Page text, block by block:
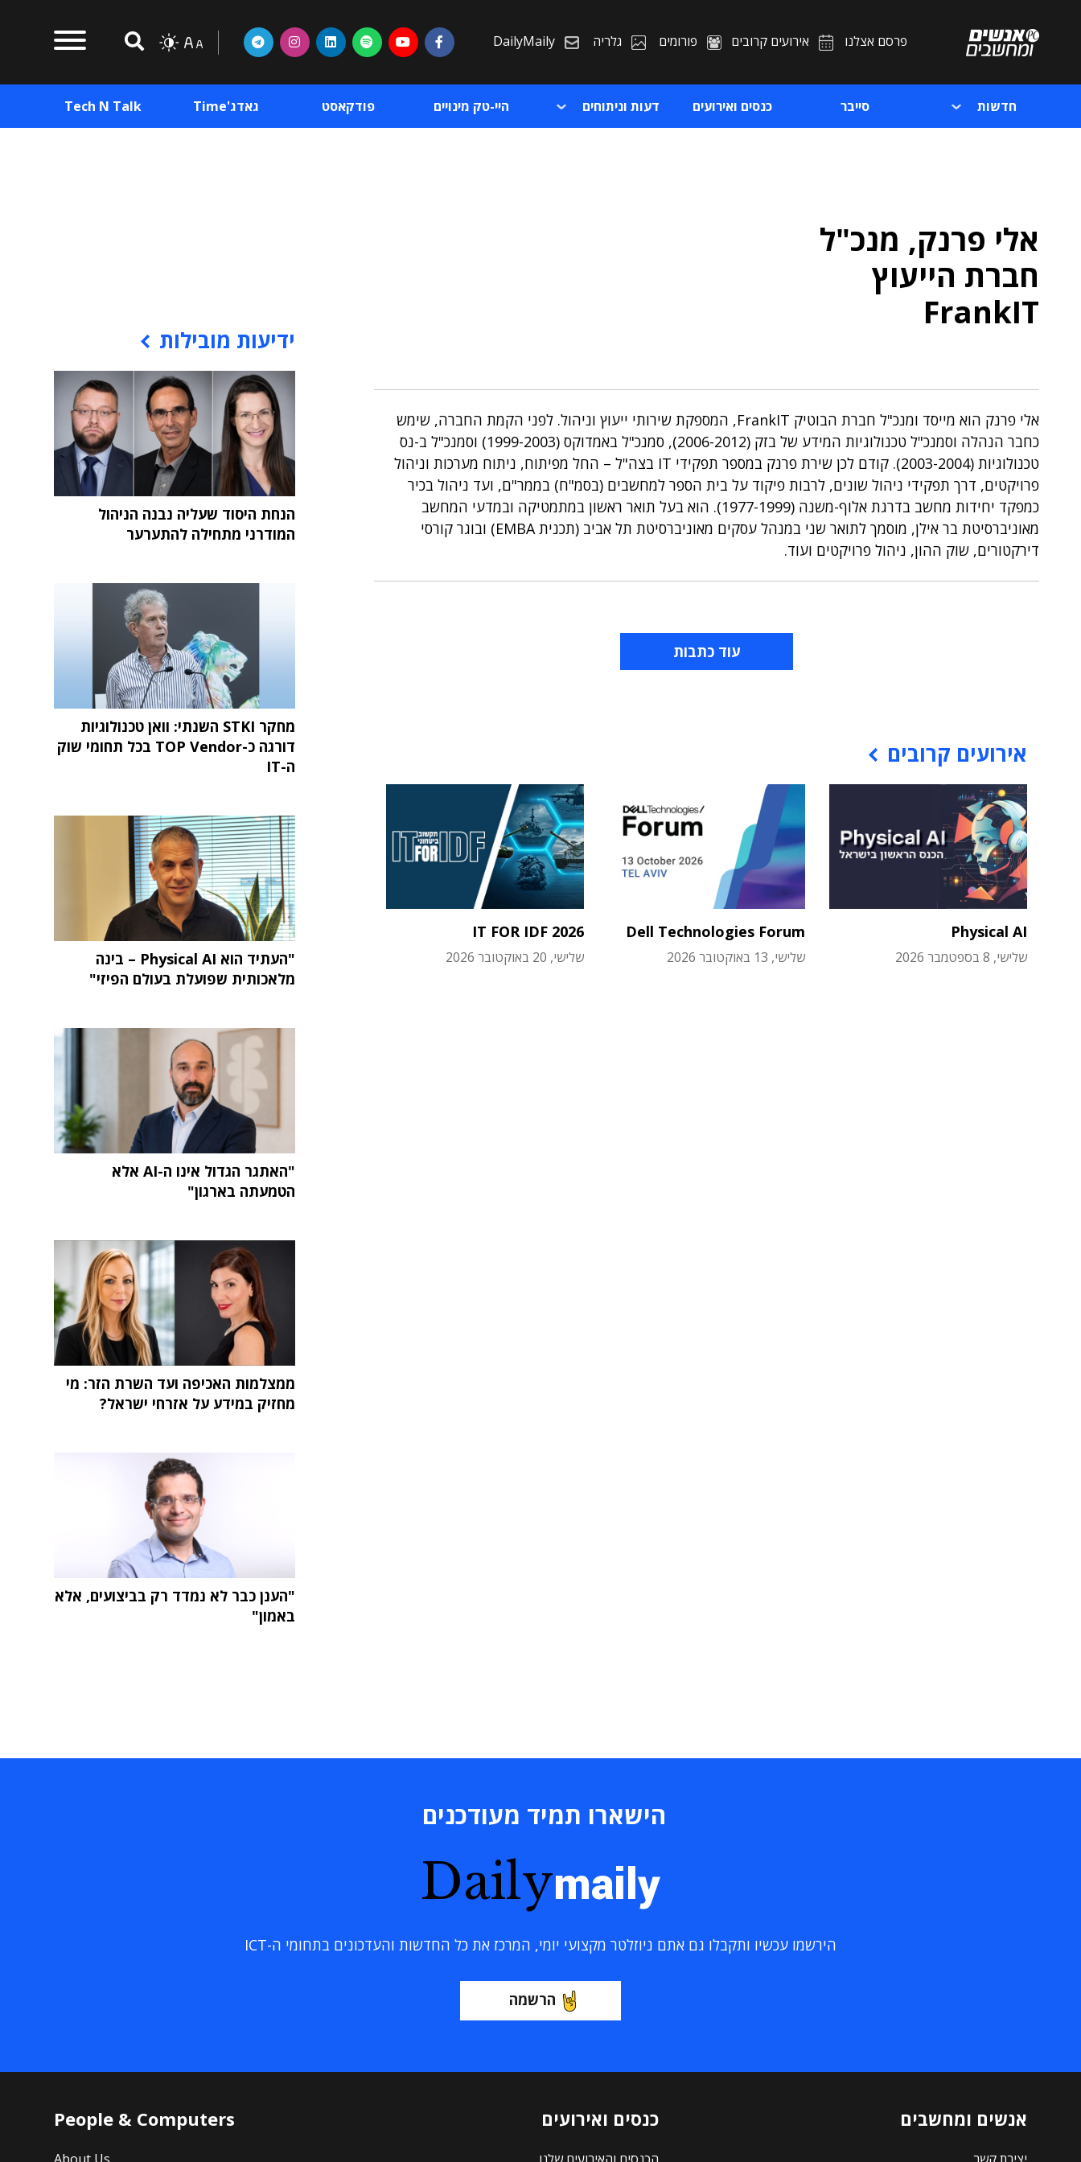
פרסם אצלנו אירועים קרובים פורומים גלריה DailyMaily
חדשות סייבר כנסים ואירועים דעות וניתוחים היי-טק מינויים פודקאסט גאדג'Time Tech N Talk
אלי פרנק, מנכ"ל
חברת הייעוץ
FrankIT
אלי פרנק הוא מייסד ומנכ"ל חברת הבוטיק FrankIT, המספקת שירותי ייעוץ וניהול. לפני הקמת החברה, שימש
כחבר הנהלה וסמנכ"ל טכנולוגיות המידע של בזק (2006-2012), סמנכ"ל באמדוקס (1999-2003) וסמנכ"ל ב-נס
טכנולוגיות (2003-2004). קודם לכן שירת פרנק במספר תפקידי IT‏ בצה"ל – החל מפיתוח, ניתוח מערכות וניהול
פרויקטים, דרך תפקידי ניהול שונים, לרבות פיקוד על בית הספר למחשבים (בסמ"ח) בממר"ם, ועד ניהול בכיר
כמפקד יחידות מחשב בדרגת אלוף-משנה (1977-1999). הוא בעל תואר ראשון במתמטיקה ובמדעי המחשב
מאוניברסיטת בר אילן, מוסמך לתואר שני במנהל עסקים מאוניברסיטת תל אביב (תכנית EMBA‏) ובוגר קורסי
דירקטורים, שוק ההון, ניהול פרויקטים ועוד.
עוד כתבות
אירועים קרובים
Physical AI
שלישי, 8 בספטמבר 2026
Dell Technologies Forum
שלישי, 13 באוקטובר 2026
IT FOR IDF 2026
שלישי, 20 באוקטובר 2026
ידיעות מובילות
הנחת היסוד שעליה נבנה הניהול
המודרני מתחילה להתערער
מחקר STKI השנתי: וואן טכנולוגיות
דורגה כ-TOP Vendor בכל תחומי שוק
ה-IT
"העתיד הוא Physical AI – בינה
מלאכותית שפועלת בעולם הפיזי"
"האתגר הגדול אינו ה-AI אלא
הטמעתה בארגון"
ממצלמות האכיפה ועד השרת הזר: מי
מחזיק במידע על אזרחי ישראל?
"הענן כבר לא נמדד רק בביצועים, אלא
באמון"
הישארו תמיד מעודכנים
Dailymaily
הירשמו עכשיו ותקבלו גם אתם ניוזלטר מקצועי יומי, המרכז את כל החדשות והעדכונים בתחומי ה-ICT
הרשמה
אנשים ומחשבים כנסים ואירועים People & Computers